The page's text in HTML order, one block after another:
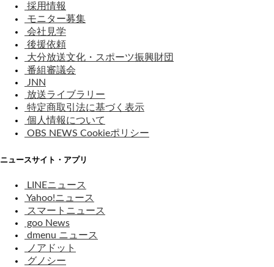
採用情報
モニター募集
会社見学
後援依頼
大分放送文化・スポーツ振興財団
番組審議会
JNN
放送ライブラリー
特定商取引法に基づく表示
個人情報について
OBS NEWS Cookieポリシー
ニュースサイト・アプリ
LINEニュース
Yahoo!ニュース
スマートニュース
goo News
dmenu ニュース
ノアドット
グノシー